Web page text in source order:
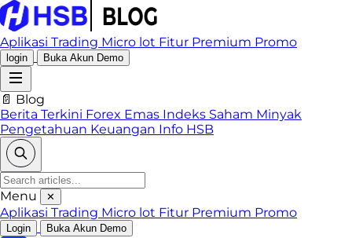
Aplikasi Trading Micro lot Fitur Premium Promo
login Buka Akun Demo
📄 Blog
Berita Terkini Forex Emas Indeks Saham Minyak
Pengetahuan Keuangan Info HSB
Menu ✕
Aplikasi Trading Micro lot Fitur Premium Promo
Login Buka Akun Demo